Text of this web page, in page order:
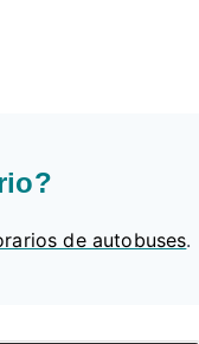
de autobuses.